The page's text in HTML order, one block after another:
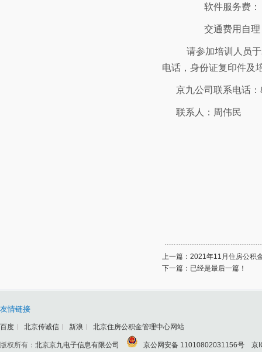
软件服务费：
交通费用自
请参加培训人员于
电话，身份证复印件及
京九公司联系电话：
联系人：周伟民
上一篇： 2021年11月住房公积
下一篇：已经是最后一篇！
友情链接
百度 北京传诚信 新浪 北京住房公积金管理中心网站
版权所有： 北京京九电子信息有限公司 京公网安备 11010802031156号 京